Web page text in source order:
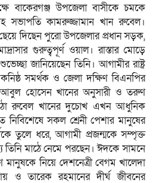
বাকেরগঞ্জ উপজেলা বাসীকে চমকে
সভাপতি কামরুজ্জামান খান রুবেল।
দিছেন পুরো উপজেলার প্রধান সড়ক,
গুরুত্বপূর্ণ ওয়াল। রাস্তার মোড়ে
জানিয়েছেন তিনি। আগামীর রাষ্ট্র
সমর্থক ও জেলা দক্ষিণ বিএনপির
হোসেন খানের অনুসারী ও তরুণ
রুবেল খানের দুচোখ এখন আধুনিক
নিবিশেষে সকল শ্রেনী পেশার মানুষের
তুলে ধরে, আগামী প্রজন্মকে সম্পৃক্ত
তিনি মাঠে নেমে পরছেন। ঈদকে সামনে
নিয়ে দেশনেত্রী বেগম খালেদা
ও তারেক রহমানের দীর্ঘ জীবনের